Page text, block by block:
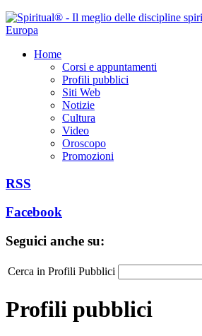
Home
Corsi e appuntamenti
Profili pubblici
Siti Web
Notizie
Cultura
Video
Oroscopo
Promozioni
RSS
Facebook
Seguici anche su:
Cerca in Profili Pubblici
Profili pubblici